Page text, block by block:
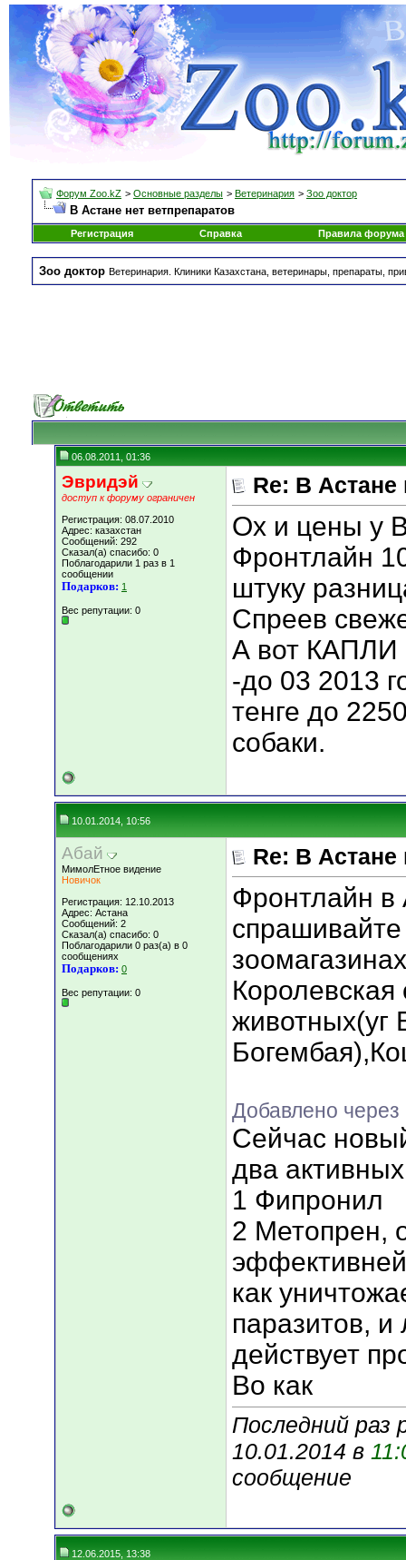
Форум Zoo.kZ > Основные разделы > Ветеринария > Зоо доктор
В Астане нет ветпрепаратов
Регистрация Справка Правила форума
Зоо доктор Ветеринария. Клиники Казахстана, ветеринары, препараты,
06.08.2011, 01:36
Эвридэй
доступ к форуму ограничен
Регистрация: 08.07.2010
Адрес: казахстан
Сообщений: 292
Сказал(а) спасибо: 0
Поблагодарили 1 раз в 1
сообщении
Подарков: 1
Вес репутации: 0
Re: В Астане
Ох и цены у
Фронтлайн
штуку
Спреев
А вот КАПЛИ
-до 03 2013
тенге до
собаки.
10.01.2014, 10:56
Абай
МимолЕтное видение
Новичок
Регистрация: 12.10.2013
Адрес: Астана
Сообщений: 2
Сказал(а) спасибо: 0
Поблагодарили 0 раз(а) в 0
сообщениях
Подарков: 0
Вес репутации: 0
Re: В Астане
Фронтлайн в
животных(уг
Добавлено через
Сейчас
два
1 Фипронил
2 Метопрен,
как
паразитов,
действует
Во как
Последний раз
10.01.2014 в
сообщение
12.06.2015, 13:38